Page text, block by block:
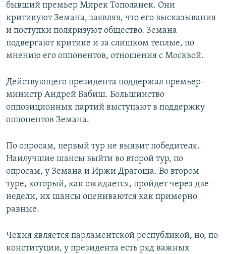
бывший премьер Мирек Тополанек. Они
критикуют Земана, заявляя, что его высказывания
и поступки поляризуют общество. Земана
подвергают критике и за слишком теплые, по
мнению его оппонентов, отношения с Москвой.
Действующего президента поддержал премьер-
министр Андрей Бабиш. Большинство
оппозиционных партий выступают в поддержку
оппонентов Земана.
По опросам, первый тур не выявит победителя.
Наилучшие шансы выйти во второй тур, по
опросам, у Земана и Иржи Драгоша. Во втором
туре, который, как ожидается, пройдет через две
недели, их шансы оцениваются как примерно
равные.
Чехия является парламентской республикой, но, по
конституции, у президента есть ряд важных